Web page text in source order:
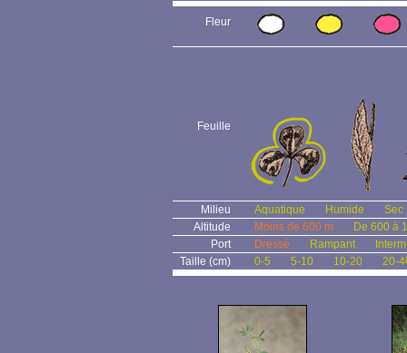
Fleur
Feuille
Milieu Aquatique Humide
Sec
Altitude
Moins de 600 m
De 600 à
Port
Dressé Rampant
Taille (cm)
0-5 5-10 10-20 20-